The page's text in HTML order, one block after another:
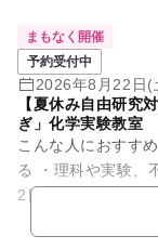
まもなく開催
予約受付中
2026年8月22日(
【夏休み自由研究
ぎ」化学実験教室
こんな人におすすめ！ ・夏休みの自由研究のテーマに悩
る ・理科や実験、不思議な
2日（土）10:00〜